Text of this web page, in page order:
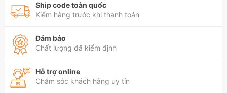
Ship code toàn quốc
Kiểm hàng trước khi thanh toán
Đảm bảo
Chất lượng đã kiểm định
Hỗ trợ online
Chăm sóc khách hàng uy tín